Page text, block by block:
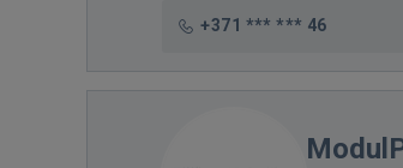
+371 *** *** 46